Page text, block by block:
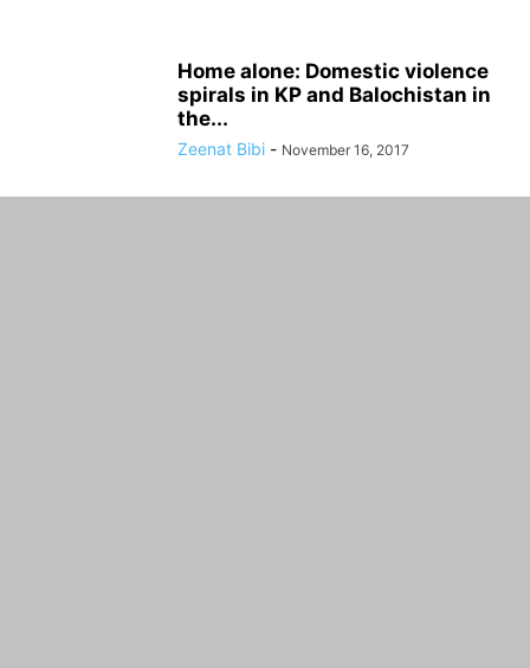
Home alone: Domestic violence
spirals in KP and Balochistan in
the...
Zeenat Bibi - November 16, 2017